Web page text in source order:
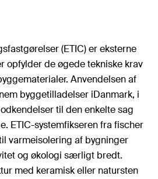
(ETIC) er eksterne
de øgede tekniske krav
Anvendelsen af
byggetilladelser iDanmark, i
til den enkelte sag
ETIC-systemfikseren fra fischer
varmeisolering af bygninger
og økologi særligt bredt.
med keramisk eller natursten